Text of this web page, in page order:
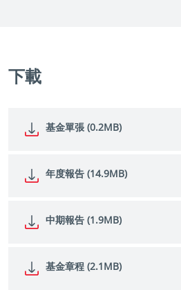
下載
基金單張 (0.2MB)
年度報告 (14.9MB)
中期報告 (1.9MB)
基金章程 (2.1MB)